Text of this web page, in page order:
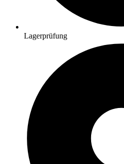
Lagerprüfung